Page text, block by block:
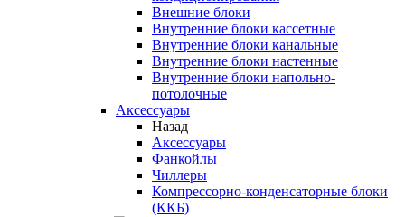
Внешние блоки
Внутренние блоки кассетные
Внутренние блоки канальные
Внутренние блоки настенные
Внутренние блоки напольно-
потолочные
Аксессуары
Назад
Аксессуары
Фанкойлы
Чиллеры
Компрессорно-конденсаторные блоки
(ККБ)